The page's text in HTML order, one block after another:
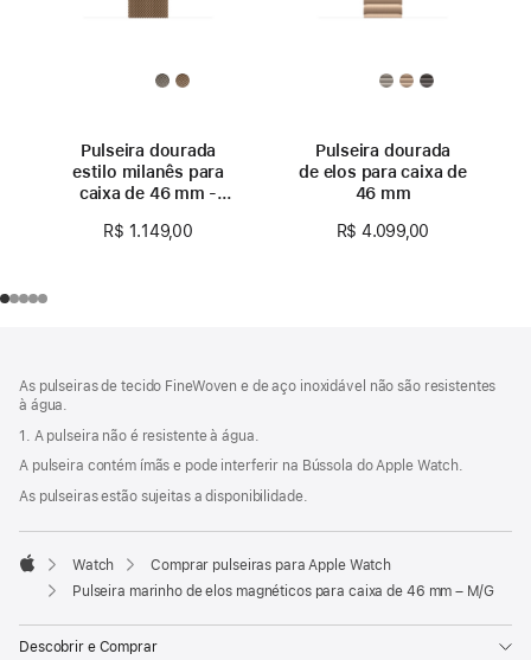
Pulseira dourada
estilo milanês para
caixa de 46 mm -
R$ 1.149,00
Pulseira dourada
de elos para caixa de
46 mm
R$ 4.099,00
de
rodapé
As pulseiras de tecido FineWoven e de aço inoxidável não são resistentes
à água.
1. A pulseira não é resistente à água.
A pulseira contém ímãs e pode interferir na Bússola do Apple Watch.
As pulseiras estão sujeitas a disponibilidade.
Apple
Watch
Comprar pulseiras para Apple Watch
Pulseira marinho de elos magnéticos para caixa de 46 mm – M/G
Descobrir e Comprar